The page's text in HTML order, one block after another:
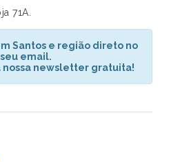
71A.
Santos e região direto no
seu email.
nossa newsletter gratuita!